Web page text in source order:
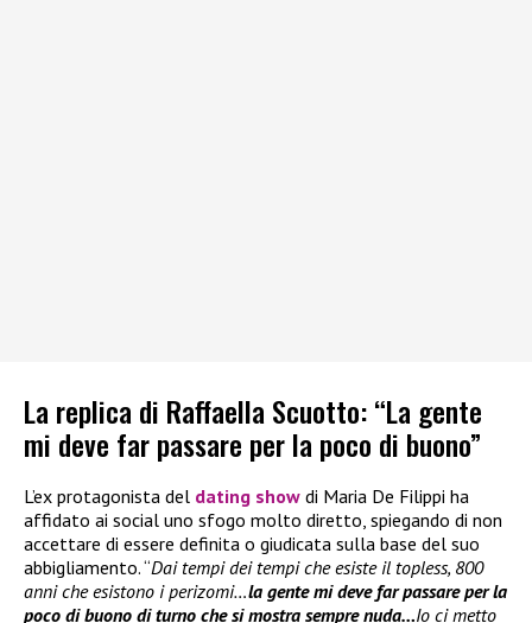
La replica di Raffaella Scuotto: “La gente
mi deve far passare per la poco di buono”
L’ex protagonista del dating show di Maria De Filippi ha
affidato ai social uno sfogo molto diretto, spiegando di non
accettare di essere definita o giudicata sulla base del suo
abbigliamento. “Dai tempi dei tempi che esiste il topless, 800
anni che esistono i perizomi…la gente mi deve far passare per la
poco di buono di turno che si mostra sempre nuda…Io ci metto